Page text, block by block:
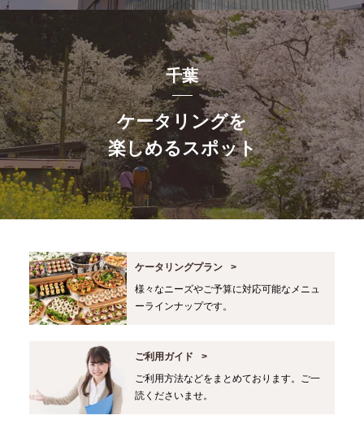
千葉
ケータリングを
楽しめるスポット
ケータリングプラン
様々なニーズやご予算に対応可能なメニュ
ーラインナップです。
ご利用ガイド
ご利用方法などをまとめております。ご一
読くださいませ。